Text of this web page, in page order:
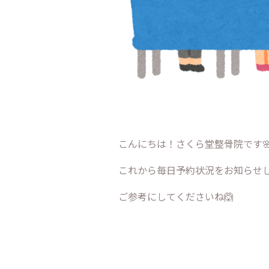
こんにちは！さくら堂整骨院です
これから毎日予約状況をお知らせ
ご参考にしてくださいね🙆